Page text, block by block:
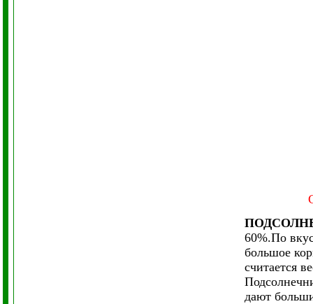
60%.По
большое
считается
дают